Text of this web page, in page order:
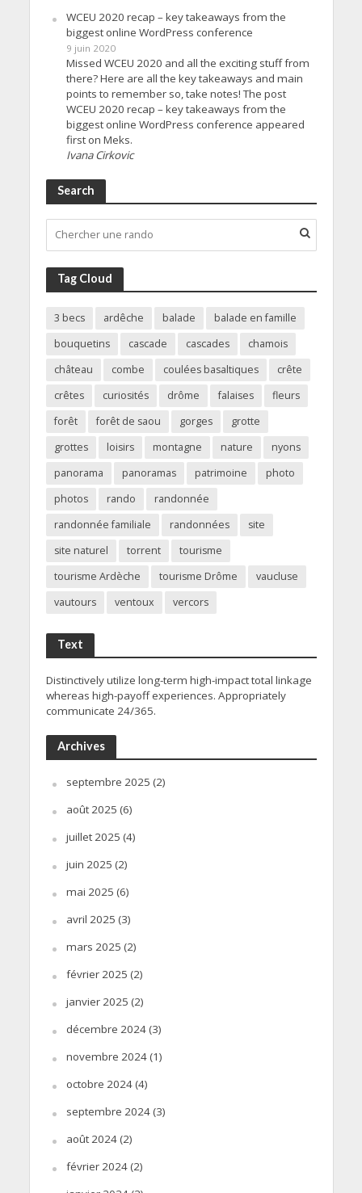
WCEU 2020 recap – key takeaways from the
biggest online WordPress conference
9 juin 2020
Missed WCEU 2020 and all the exciting stuff from
there? Here are all the key takeaways and main
points to remember so, take notes! The post
WCEU 2020 recap – key takeaways from the
biggest online WordPress conference appeared
first on Meks.
Ivana Cirkovic
Search
Tag Cloud
3 becs ardêche balade
balade en famille
bouquetins
cascade cascades
chamois
château
combe coulées basaltiques
crête
crêtes
curiosités drôme falaises
fleurs
forêt
forêt de saou gorges
grotte
grottes
loisirs montagne nature
nyons
panorama
panoramas patrimoine
photo
photos
rando
randonnée
randonnée familiale
randonnées
site
site naturel
torrent
tourisme
tourisme Ardèche
tourisme Drôme
vaucluse
vautours
ventoux vercors
Text
Distinctively utilize long-term high-impact total linkage
whereas high-payoff experiences. Appropriately
communicate 24/365.
Archives
septembre 2025 (2)
août 2025 (6)
juillet 2025 (4)
juin 2025 (2)
mai 2025 (6)
avril 2025 (3)
mars 2025 (2)
février 2025 (2)
janvier 2025 (2)
décembre 2024(3)
novembre 2024(1)
octobre 2024(4)
septembre 2024(3)
août 2024(2)
février 2024(2)